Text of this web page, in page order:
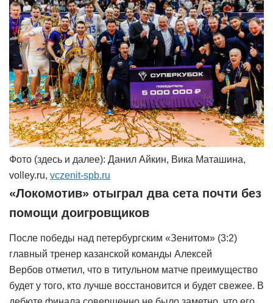
Фото (здесь и далее): Данил Айкин, Вика Маташина,
volley.ru, vczenit-spb.ru
«Локомотив» отыграл два сета почти без
помощи доигровщиков
После победы над петербургским «Зенитом» (3:2)
главный тренер казанской команды Алексей
Вербов отметил, что в титульном матче преимущество
будет у того, кто лучше восстановится и будет свежее. В